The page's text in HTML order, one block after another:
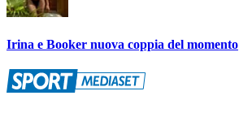
Irina e Booker nuova coppia del momento